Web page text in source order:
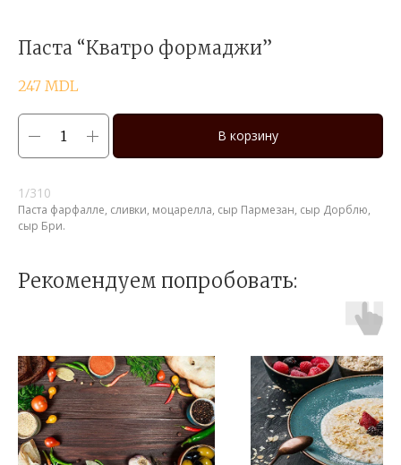
Паста “Кватро формаджи”
247 MDL
В корзину
1/310
Паста фарфалле, сливки, моцарелла, сыр Пармезан, сыр Дорблю,
сыр Бри.
Рекомендуем попробовать: